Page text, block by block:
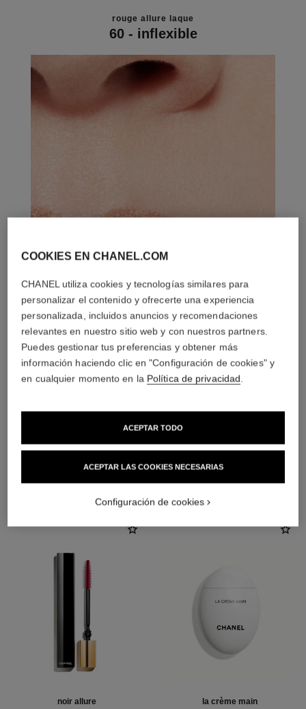
rouge allure laque
60 - inflexible
LA COMBINACIÓN PERFECTA
noir allure la crème main
COOKIES EN CHANEL.COM
CHANEL utiliza cookies y tecnologías similares para
personalizar el contenido y ofrecerte una experiencia
personalizada, incluidos anuncios y recomendaciones
relevantes en nuestro sitio web y con nuestros partners.
Puedes gestionar tus preferencias y obtener más
información haciendo clic en "Configuración de cookies" y
en cualquier momento en la Política de privacidad.
ACEPTAR LAS COOKIES NECESARIAS
ACEPTAR TODO
Configuración de cookies